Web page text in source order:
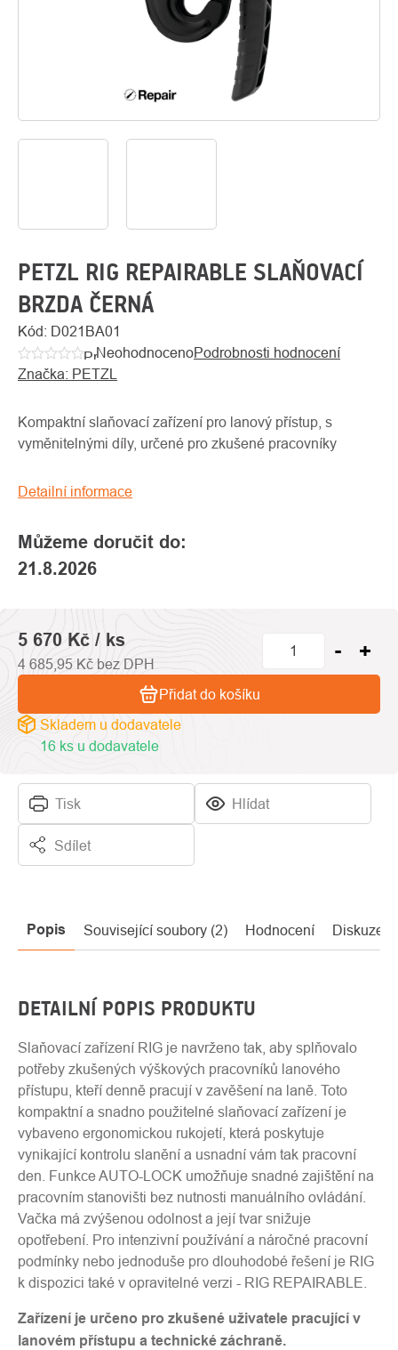
PETZL RIG REPAIRABLE SLAŇOVACÍ
BRZDA ČERNÁ
Kód: D021BA01
Průměrné
hodnocení
je
0,0
5
NeohodnocenoPodrobnosti hodnocení
Značka: PETZL
Můžeme doručit do:
21.8.2026
Kompaktní slaňovací zařízení pro lanový přístup, s
vyměnitelnými díly, určené pro zkušené pracovníky
Detailní informace
Tisk Hlídat
Sdílet
5 670 Kč / ks
4 685,95 Kč bez DPH
Skladem u dodavatele
16 ks u dodavatele
Přidat do košíku
Popis Související soubory (2) Hodnocení Diskuze
DETAILNÍ POPIS PRODUKTU
Slaňovací zařízení RIG je navrženo tak, aby splňovalo
potřeby zkušených výškových pracovníků lanového
přístupu, kteří denně pracují v zavěšení na laně. Toto
kompaktní a snadno použitelné slaňovací zařízení je
vybaveno ergonomickou rukojetí, která poskytuje
vynikající kontrolu slanění a usnadní vám tak pracovní
den. Funkce AUTO-LOCK umožňuje snadné zajištění na
pracovním stanovišti bez nutnosti manuálního ovládání.
Vačka má zvýšenou odolnost a její tvar snižuje
opotřebení. Pro intenzivní používání a náročné pracovní
podmínky nebo jednoduše pro dlouhodobé řešení je RIG
k dispozici také v opravitelné verzi - RIG REPAIRABLE.
Zařízení je určeno pro zkušené uživatele pracující v
lanovém přístupu a technické záchraně.